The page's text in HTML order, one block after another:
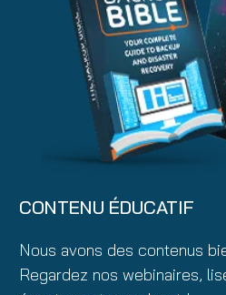
CONTENU ÉDUCATIF
Nous avons des contenus
Regardez nos webinaires,